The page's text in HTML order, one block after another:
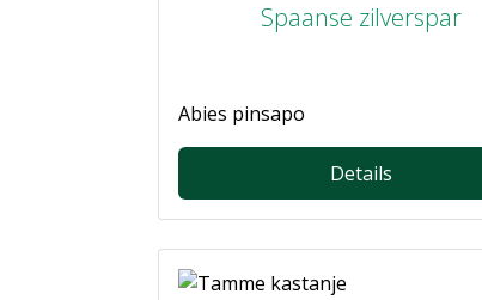
Spaanse zilverspar
Abies pinsapo
Details